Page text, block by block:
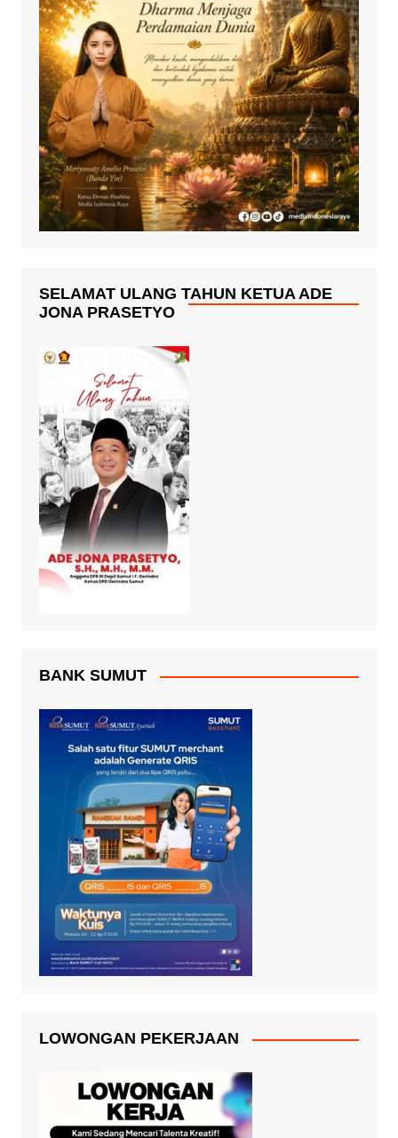
SELAMAT ULANG TAHUN KETUA ADE
JONA PRASETYO
BANK SUMUT
LOWONGAN PEKERJAAN